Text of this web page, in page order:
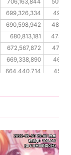
706,163,844
699,326,334
690,598,942
680,813,181
672,567,872
669,338,890
664,440,714
654,592,796